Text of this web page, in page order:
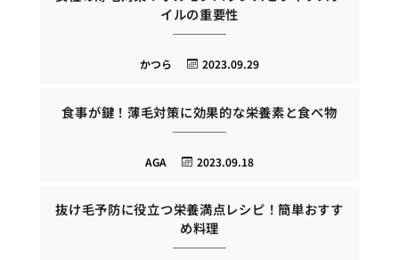
イルの重要性
2023.09.29
かつら
食事が鍵！薄毛対策に効果的な栄養素と食べ物
2023.09.18
AGA
抜け毛予防に役立つ栄養満点レシピ！簡単おすす
め料理